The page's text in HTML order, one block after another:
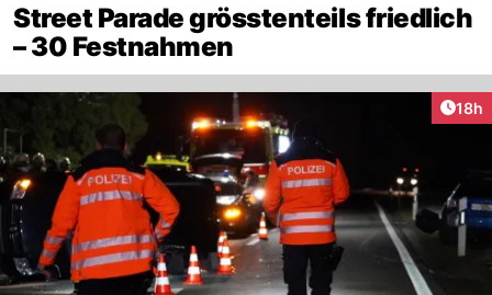
Street Parade grösstenteils friedlich
– 30 Festnahmen
18h